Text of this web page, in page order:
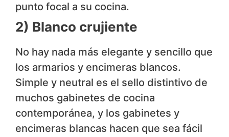
punto focal a su cocina.
2) Blanco crujiente
No hay nada más elegante y sencillo que
los armarios y encimeras blancos.
Simple y neutral es el sello distintivo de
muchos gabinetes de cocina
contemporánea, y los gabinetes y
encimeras blancas hacen que sea fácil